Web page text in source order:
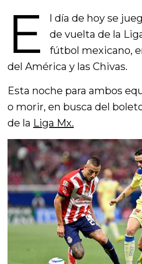
E
l día de hoy se
de vuelta de la
fútbol mexicano,
del América y las Chivas.
Esta noche para ambos
o morir, en busca del
de la Liga Mx.